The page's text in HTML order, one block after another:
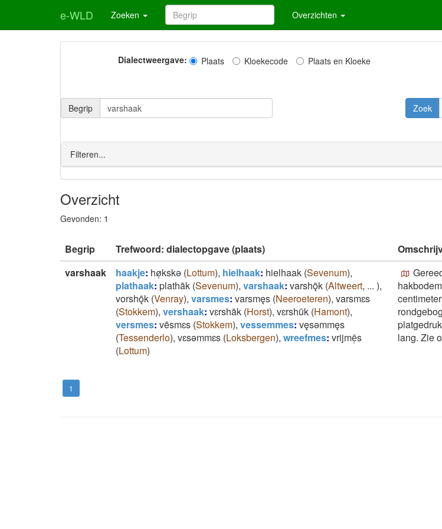
e-WLD Zoeken Overzichten
Dialectweergave: Plaats Kloekecode Plaats en Kloeke
Begrip Zoek
Filteren...
Overzicht
Gevonden: 1
Begrip Trefwoord: dialectopgave (plaats)
varshaak
haakje: hø̜kskǝ (Lottum), hielhaak: hielhaak (Sevenum),
plathaak: plathāk (Sevenum), varshaak: varshǭk (Altweert, ... ),
vorshǭk (Venray), varsmes: varsmęs (Neeroeteren), varsmɛs
(Stokkem), vershaak: vɛrshāk (Horst), vɛrshūk (Hamont),
versmes: vēsmɛs (Stokkem), vessemmes: vęsǝmmęs
(Tessenderlo), vɛsǝmmɛs (Loksbergen), wreefmes: vrijmē̜s
(Lottum)
lang. Zie
1